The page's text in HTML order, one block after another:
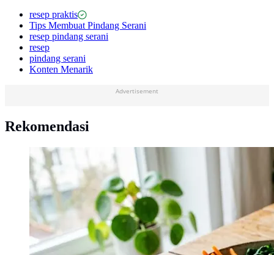
resep praktis
Tips Membuat Pindang Serani
resep pindang serani
resep
pindang serani
Konten Menarik
Advertisement
Rekomendasi